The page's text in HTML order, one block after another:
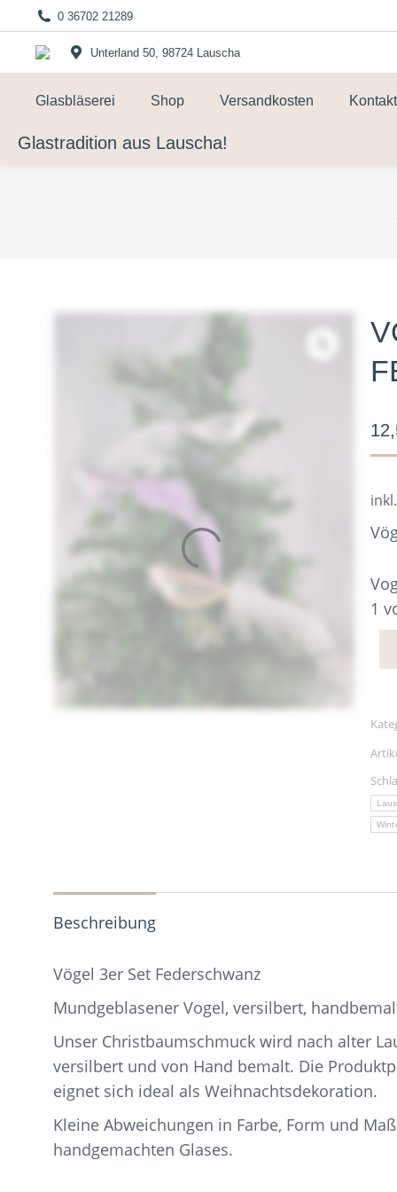
0 36702 21289
Unterland 50, 98724 Lauscha
Glasbläserei Shop Versandkosten Kontakt
Glastradition aus Lauscha!
1
Beschreibung
Vögel 3er Set Federschwanz
Mundgeblasener Vogel, versilbert,
Unser Christbaumschmuck wird nach alter
versilbert und von Hand bemalt. Die
eignet sich ideal als Weihnachtsdekoration.
Kleine Abweichungen in Farbe, Form und
handgemachten Glases.